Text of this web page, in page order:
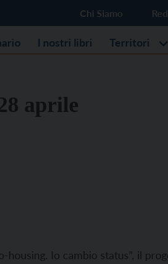
Chi Siamo
I nostri libri Territori
aprile
housing. Io cambio status”, il